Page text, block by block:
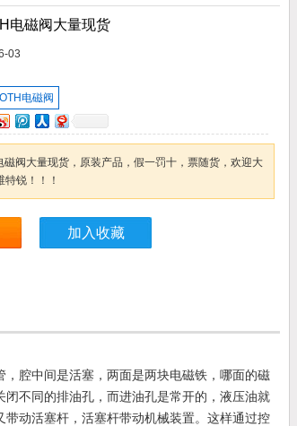
电磁阀大量现货
03
电磁阀
磁阀大量现货，原装产品，假一罚十，票随货，欢迎大
锐！！！
加入收藏
腔中间是活塞，两面是两块电磁铁，哪面的磁
不同的排油孔，而进油孔是常开的，液压油就
动活塞杆，活塞杆带动机械装置。这样通过控